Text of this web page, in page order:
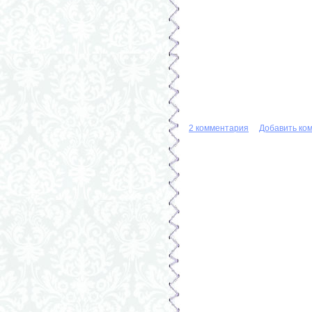
2 комментария Добавить